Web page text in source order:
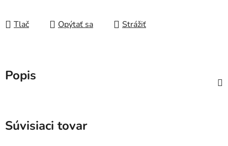
Tlač Opýtať sa Strážiť
Popis
Súvisiaci tovar